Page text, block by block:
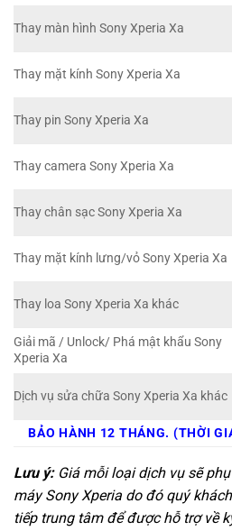
Thay màn hình Sony Xperia Xa
Thay mặt kính Sony Xperia Xa
Thay pin Sony Xperia Xa
Thay camera Sony Xperia Xa
Thay chân sạc Sony Xperia Xa
Thay mặt kính lưng/vỏ Sony Xperia Xa
Thay loa Sony Xperia Xa khác
Giải mã / Unlock/ Phá mật khẩu Sony
Xperia Xa
Dịch vụ sửa chữa Sony Xperia Xa khác
BẢO HÀNH 12 THÁNG. (THỜI
Lưu ý:Giá mỗi loại dịch vụ sẽ
máy Sony Xperia do đó quý
tiếp trung tâm để được hỗ trợ về